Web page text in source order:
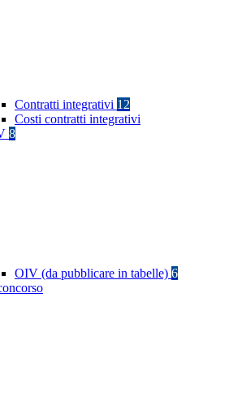
Contratti integrativi 12
Costi contratti integrativi
8
OIV (da pubblicare in tabelle) 6